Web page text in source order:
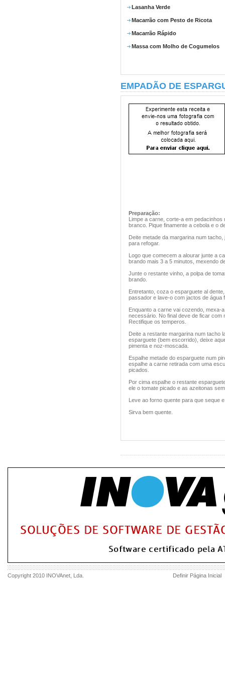
Lasanha Verde
Macarrão com Pesto de Ricota
Macarrão Rápido
Massa com Molho de Cogumelos
EMPADÃO DE
Preparação:
Limpe a carne, corte-a em
branco. Pique finamente a cebola e o
Deite metade da margarina num
para refogar.
Logo que comecem a alourar junte a
brando mais 3 a 5 minutos, mexendo
Junte o restante vinho, a polpa de
brando.
Entretanto, coza o esparguete al
passador e lave-o com jactos de água
Enquanto a carne vai cozendo, mexa-
necessário. No final deve de ficar com
Rectifique os temperos.
Deite a restante margarina num tacho
esparguete (bem escorrido), deixe
pimenta e noz-moscada.
Espalhe metade do esparguete num
espalhe a carne retirada com uma
picados.
Por cima espalhe o restante
ele o tomate picado e as azeitonas
Leve ao forno quente para que seque
Sirva bem quente.
Copyright 2010 INOVAnet , Lda. Definir Página Inicial